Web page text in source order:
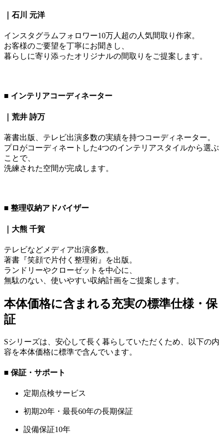
石川 元洋
インスタグラムフォロワー10万人超の人気間取り作家。
お客様のご要望を丁寧にお聞きし、
暮らしに寄り添ったオリジナルの間取りをご提案します。
■ インテリアコーディネーター
荒井 詩万
著書出版、テレビ出演多数の実績を持つコーディネーター。
プロがコーディネートした4つのインテリアスタイルから選ぶ
ことで、
洗練された空間が完成します。
■ 整理収納アドバイザー
大熊 千賀
テレビなどメディア出演多数。
著書『笑顔で片付く整理術』を出版。
ランドリーやクローゼットを中心に、
無駄のない、使いやすい収納計画をご提案します。
本体価格に含まれる充実の標準仕様・保
証
Sシリーズは、安心して長く暮らしていただくため、以下の内
容を本体価格に標準で含んでいます。
■ 保証・サポート
定期点検サービス
初期20年・最長60年の長期保証
設備保証10年